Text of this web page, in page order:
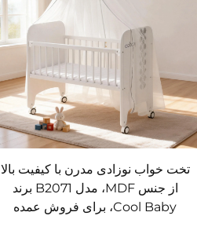
تخت خواب نوزادی مدرن با کیفیت بالا
از جنس MDF، مدل B2071 برند
Cool Baby، برای فروش عمده